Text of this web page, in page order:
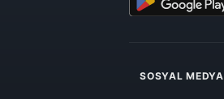
SOSYAL MEDYA